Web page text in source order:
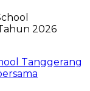
Tanggerang